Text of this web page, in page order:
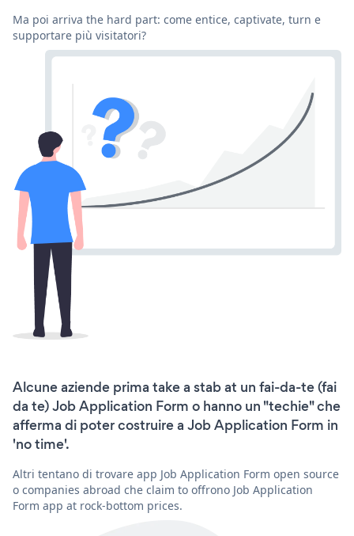
Ma poi arriva the hard part: come entice, captivate, turn e
supportare più visitatori?
Alcune aziende prima take a stab at un fai-da-te (fai
da te) Job Application Form o hanno un "techie" che
afferma di poter costruire a Job Application Form in
'no time'.
Altri tentano di trovare app Job Application Form open source
o companies abroad che claim to offrono Job Application
Form app at rock-bottom prices.